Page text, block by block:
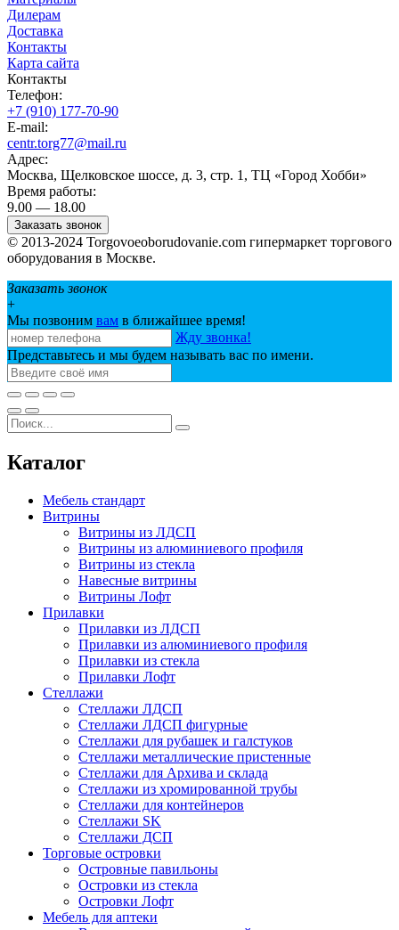
Дилерам
Доставка
Контакты
Карта сайта
Контакты
Телефон:
+7 (910) 177-70-90
E-mail:
centr.torg77@mail.ru
Адрес:
Москва, Щелковское шоссе, д. 3, стр. 1, ТЦ «Город Хобби»
Время работы:
9.00 — 18.00
Заказать звонок
© 2013-2024 Torgovoeoborudovanie.com гипермаркет торгового
оборудования в Москве.
Заказать звонок
+
Мы позвоним вам в ближайшее время!
Жду звонка!
Представьтесь и мы будем называть вас по имени.
Каталог
Мебель стандарт
Витрины
Витрины из ЛДСП
Витрины из алюминиевого профиля
Витрины из стекла
Навесные витрины
Витрины Лофт
Прилавки
Прилавки из ЛДСП
Прилавки из алюминиевого профиля
Прилавки из стекла
Прилавки Лофт
Стеллажи
Стеллажи ЛДСП
Стеллажи ЛДСП фигурные
Стеллажи для рубашек и галстуков
Стеллажи металлические пристенные
Стеллажи для Архива и склада
Стеллажи из хромированной трубы
Стеллажи для контейнеров
Стеллажи SK
Стеллажи ДСП
Торговые островки
Островные павильоны
Островки из стекла
Островки Лофт
Мебель для аптеки